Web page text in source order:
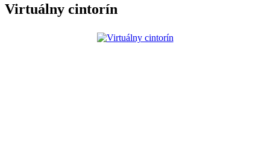
Virtuálny cintorín